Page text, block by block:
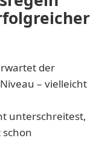
der
– vielleicht
unterschreitest,